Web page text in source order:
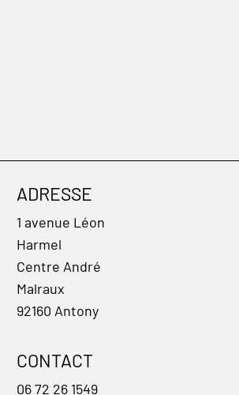
ADRESSE
1 avenue Léon
Harmel
Centre André
Malraux
92160 Antony
CONTACT
06 72 26 1549